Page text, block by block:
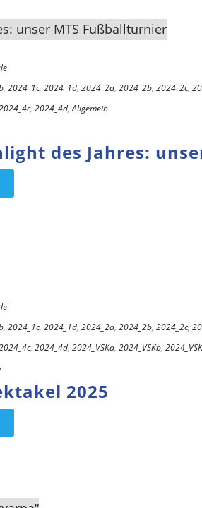
, 2024_1c, 2024_1d, 2024_2a, 2024_2b, 2024_2c,
, 2024_4d,Allgemein
des Jahres:
, 2024_1c, 2024_1d, 2024_2a, 2024_2b, 2024_2c,
, 2024_4d, 2024_VSKa, 2024_VSKb,
2025